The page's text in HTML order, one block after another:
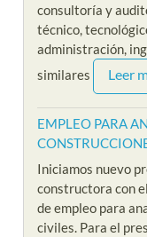
consultoría y
técnico,
administración,
similares
Leer
EMPLEO PARA
Iniciamos nuevo
constructora con
de empleo para
civiles. Para el